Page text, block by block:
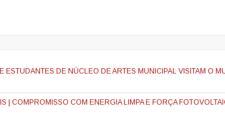
ESTUDANTES DE NÚCLEO DE ARTES MUNICIPAL VISITAM O
| COMPROMISSO COM ENERGIA LIMPA E FORÇA